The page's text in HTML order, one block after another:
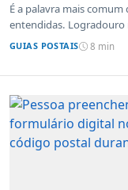
É a palavra mais
entendidas. Logradouro
GUIAS POSTAIS 8 min